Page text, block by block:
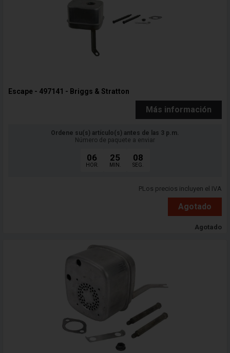
Escape - 497141 - Briggs & Stratton
Más información
Ordene su(s) artículo(s) antes de las 3 p.m.
Número de paquete a enviar
06
HOR.
25
MIN.
06
SEG.
PLos precios incluyen el IVA
Agotado
Agotado